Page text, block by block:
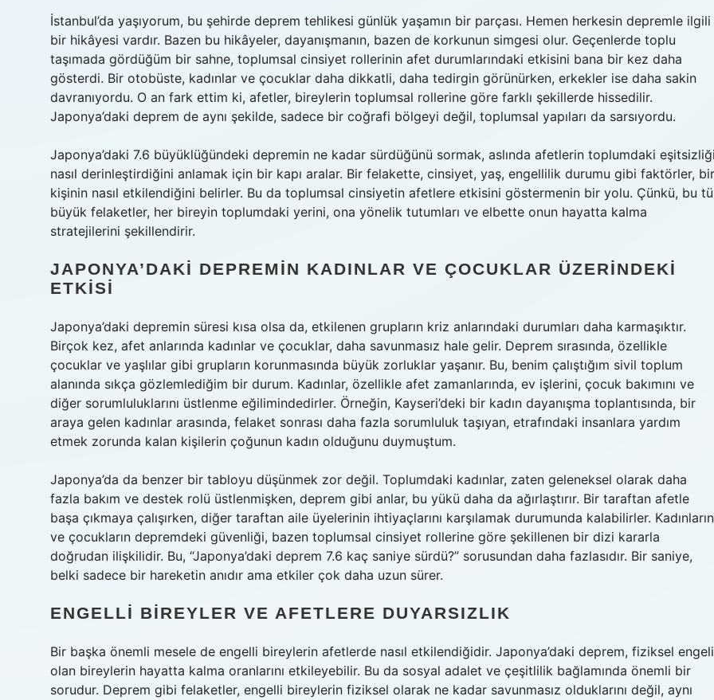
İstanbul’da yaşıyorum, bu şehirde deprem tehlikesi günlük yaşamın bir parçası. Hemen herkesin depremle ilgili
bir hikâyesi vardır. Bazen bu hikâyeler, dayanışmanın, bazen de korkunun simgesi olur. Geçenlerde toplu
taşımada gördüğüm bir sahne, toplumsal cinsiyet rollerinin afet durumlarındaki etkisini bana bir kez daha
gösterdi. Bir otobüste, kadınlar ve çocuklar daha dikkatli, daha tedirgin görünürken, erkekler ise daha sakin
davranıyordu. O an fark ettim ki, afetler, bireylerin toplumsal rollerine göre farklı şekillerde hissedilir.
Japonya’daki deprem de aynı şekilde, sadece bir coğrafi bölgeyi değil, toplumsal yapıları da sarsıyordu.
Japonya’daki 7.6 büyüklüğündeki depremin ne kadar sürdüğünü sormak, aslında afetlerin toplumdaki
nasıl derinleştirdiğini anlamak için bir kapı aralar. Bir felakette, cinsiyet, yaş, engellilik durumu gibi faktörler, bir
kişinin nasıl etkilendiğini belirler. Bu da toplumsal cinsiyetin afetlere etkisini göstermenin bir yolu. Çünkü, bu
büyük felaketler, her bireyin toplumdaki yerini, ona yönelik tutumları ve elbette onun hayatta kalma
stratejilerini şekillendirir.
JAPONYA’DAKI DEPREMIN KADINLAR VE ÇOCUKLAR ÜZERINDEKI
ETKISI
Japonya’daki depremin süresi kısa olsa da, etkilenen grupların kriz anlarındaki durumları daha karmaşıktır.
Birçok kez, afet anlarında kadınlar ve çocuklar, daha savunmasız hale gelir. Deprem sırasında, özellikle
çocuklar ve yaşlılar gibi grupların korunmasında büyük zorluklar yaşanır. Bu, benim çalıştığım sivil toplum
alanında sıkça gözlemlediğim bir durum. Kadınlar, özellikle afet zamanlarında, ev işlerini, çocuk bakımını ve
diğer sorumluluklarını üstlenme eğilimindedirler. Örneğin, Kayseri’deki bir kadın dayanışma toplantısında, bir
araya gelen kadınlar arasında, felaket sonrası daha fazla sorumluluk taşıyan, etrafındaki insanlara yardım
etmek zorunda kalan kişilerin çoğunun kadın olduğunu duymuştum.
Japonya’da da benzer bir tabloyu düşünmek zor değil. Toplumdaki kadınlar, zaten geleneksel olarak daha
fazla bakım ve destek rolü üstlenmişken, deprem gibi anlar, bu yükü daha da ağırlaştırır. Bir taraftan afetle
başa çıkmaya çalışırken, diğer taraftan aile üyelerinin ihtiyaçlarını karşılamak durumunda kalabilirler. Kadınların
ve çocukların depremdeki güvenliği, bazen toplumsal cinsiyet rollerine göre şekillenen bir dizi kararla
doğrudan ilişkilidir. Bu, “Japonya’daki deprem 7.6 kaç saniye sürdü?” sorusundan daha fazlasıdır. Bir saniye,
belki sadece bir hareketin anıdır ama etkiler çok daha uzun sürer.
ENGELLI BIREYLER VE AFETLERE DUYARSIZLIK
Bir başka önemli mesele de engelli bireylerin afetlerde nasıl etkilendiğidir. Japonya’daki deprem, fiziksel engeli
olan bireylerin hayatta kalma oranlarını etkileyebilir. Bu da sosyal adalet ve çeşitlilik bağlamında önemli bir
sorudur. Deprem gibi felaketler, engelli bireylerin fiziksel olarak ne kadar savunmasız olduklarını değil, aynı